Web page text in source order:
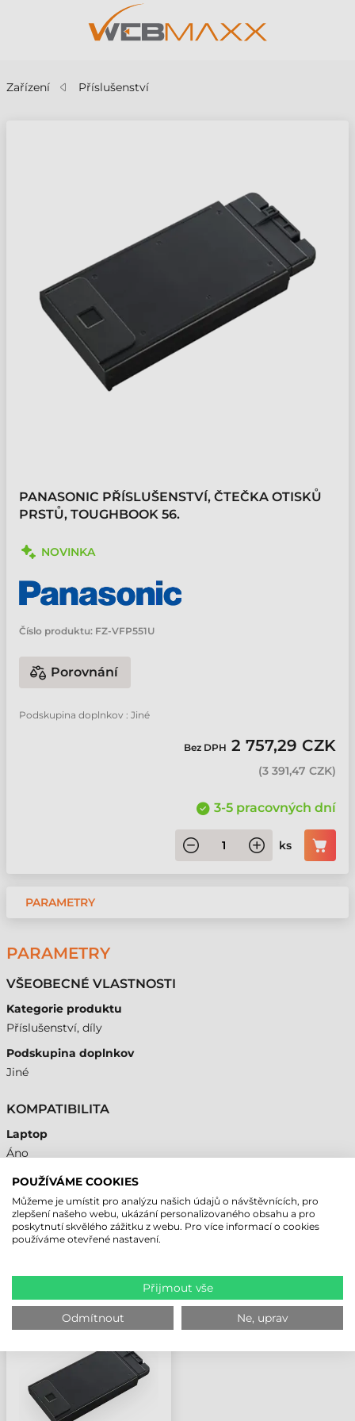
Zařízení Příslušenství
PANASONIC PŘÍSLUŠENSTVÍ, ČTEČKA OTISKŮ
PRSTŮ, TOUGHBOOK 56.
NOVINKA
Číslo produktu: FZ-VFP551U
Porovnání
Podskupina doplnkov : Jiné
Bez DPH 2 757,29 CZK
(3 391,47 CZK)
3-5 pracovných dní
ks
PARAMETRY
PARAMETRY
VŠEOBECNÉ VLASTNOSTI
Kategorie produktu
Příslušenství, díly
Podskupina doplnkov
Jiné
KOMPATIBILITA
Laptop
Áno
NAPOSLEDY PROHLÍŽENÉ PRODUKTY
PŘÍSLUŠENSTVÍ, ČTEČKA
OTISKŮ PRSTŮ,
TOUGHBOOK 56.
POUŽÍVÁME COOKIES
Můžeme je umístit pro analýzu našich údajů o návštěvnících, pro
zlepšení našeho webu, ukázání personalizovaného obsahu a pro
poskytnutí skvělého zážitku z webu. Pro více informací o cookies
používáme otevřené nastavení.
Přijmout vše
Odmítnout Ne, uprav